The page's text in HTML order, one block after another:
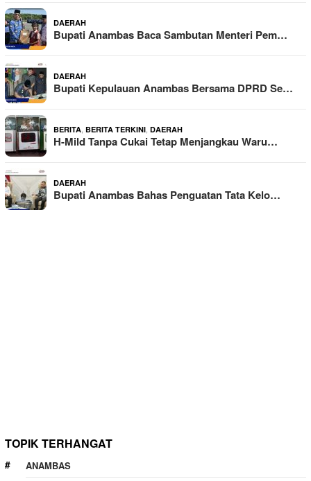
DAERAH
Bupati Anambas Baca Sambutan Menteri Pem…
DAERAH
Bupati Kepulauan Anambas Bersama DPRD Se…
BERITA BERITA TERKINI DAERAH
H-Mild Tanpa Cukai Tetap Menjangkau Waru…
DAERAH
Bupati Anambas Bahas Penguatan Tata Kelo…
TOPIK TERHANGAT
ANAMBAS